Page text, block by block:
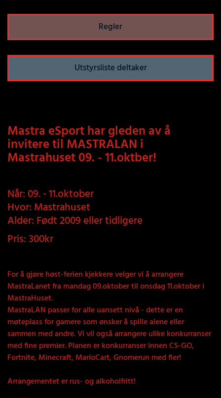
Regler
Utstyrsliste deltaker
Mastra eSport har gleden av å
invitere til MASTRALAN i
Mastrahuset 09. - 11.oktber!
Når: 09. - 11.oktober
Hvor: Mastrahuset
Alder: Født 2009 eller tidligere
Pris: 300kr
For å gjøre høst-ferien kjekkere velger vi å arrangere
MastraLanet fra mandag 09.oktober til onsdag 11.oktober i
MastraHuset.
MastraLAN passer for alle uansett nivå - dette er en
møteplass for gamere som ønsker å spille alene eller
sammen med andre. Vi vil også arrangere ulike konkurranser
med fine premier. Planen er konkurranser innen CS-GO,
Fortnite, Minecraft, MarioCart, Gnomerun med fler!
Arrangementet er rus- og alkoholfritt!